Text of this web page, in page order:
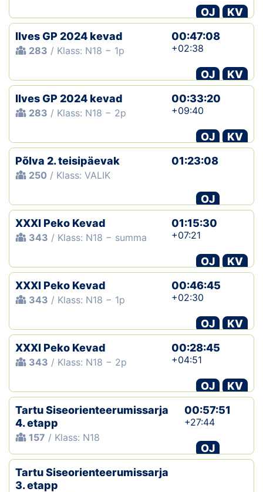
OJ
KV
Ilves GP 2024 kevad
283 / Klass: N18 − 1p
00:47:08
+02:38
OJ
KV
Ilves GP 2024 kevad
283 / Klass: N18 − 2p
00:33:20
+09:40
OJ
KV
Põlva 2. teisipäevak
250 / Klass: VALIK
01:23:08
OJ
XXXI Peko Kevad
343 / Klass: N18 − summa
01:15:30
+07:21
OJ
KV
XXXI Peko Kevad
343 / Klass: N18 − 1p
00:46:45
+02:30
OJ
KV
XXXI Peko Kevad
343 / Klass: N18 − 2p
00:28:45
+04:51
OJ
KV
Tartu Siseorienteerumissarja
4. etapp
157 / Klass: N18
00:57:51
+27:44
OJ
Tartu Siseorienteerumissarja
3. etapp